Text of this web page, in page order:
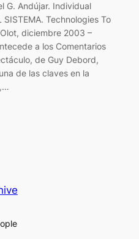
G. Andújar. Individual
Technologies To
diciembre 2003 –
a los Comentarios
de Guy Debord,
de las claves en la